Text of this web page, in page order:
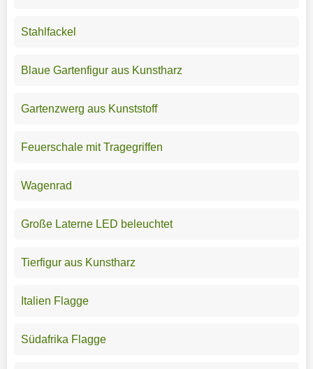
Stahlfackel
Blaue Gartenfigur aus Kunstharz
Gartenzwerg aus Kunststoff
Feuerschale mit Tragegriffen
Wagenrad
Große Laterne LED beleuchtet
Tierfigur aus Kunstharz
Italien Flagge
Südafrika Flagge